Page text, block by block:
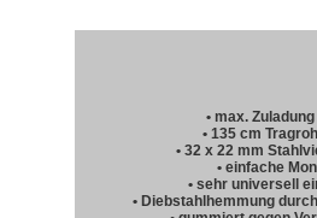
• max.
• 135 cm
• 32 x 22 mm
• einfache
• sehr universell
• Diebstahlhemmung